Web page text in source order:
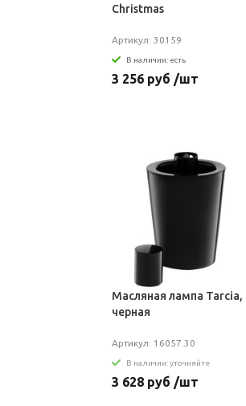
Christmas
Артикул: 30159
В наличии: есть
3 256 руб /шт
Масляная лампа Tarcia,
черная
Артикул: 16057.30
В наличии: уточняйте
3 628 руб /шт